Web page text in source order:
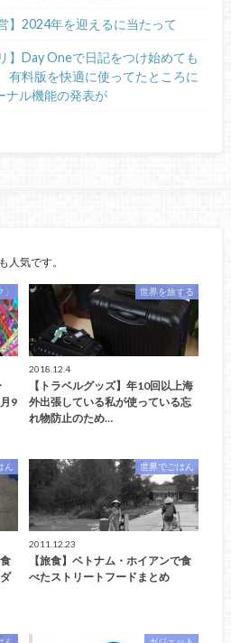
】2024年を迎えるに当たって
】Day Oneで日記をつけ始めても
料版を快適に使ってたところに
ナル機能の発表が
人気です。
9
世界を旅する
2018.12.4
【トラベルグッズ】年10回以上海
外出張している私が使っている忘
れ物防止のため…
ん 世界でごはん
2011.12.23
【旅食】ベトナム・ホイアンで食
べたストリートフードまとめ